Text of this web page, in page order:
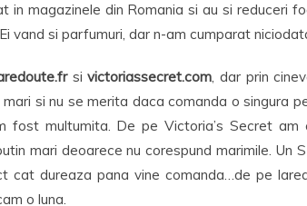
in magazinele din Romania si au si reduceri
vand si parfumuri, dar n-am cumparat
sivictoriassecret.com, dar prin
si nu se merita daca comanda o singura
fost multumita. De pe Victoria’s Secret am
mari deoarece nu corespund marimile. Un
cat dureaza pana vine comanda…de pe
o luna.